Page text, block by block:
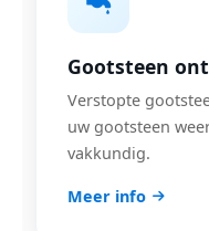
Gootsteen
Verstopte
uw gootsteen
vakkundig.
Meer info